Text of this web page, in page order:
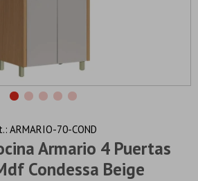
Armario 4 Puertas
Condessa Beige
ARMARIO-70-COND